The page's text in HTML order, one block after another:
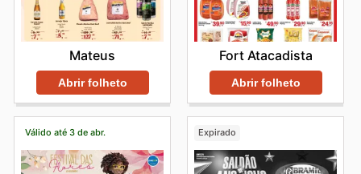
Mateus
Abrir folheto
Fort Atacadista
Abrir folheto
Válido até 3 de abr. Expirado